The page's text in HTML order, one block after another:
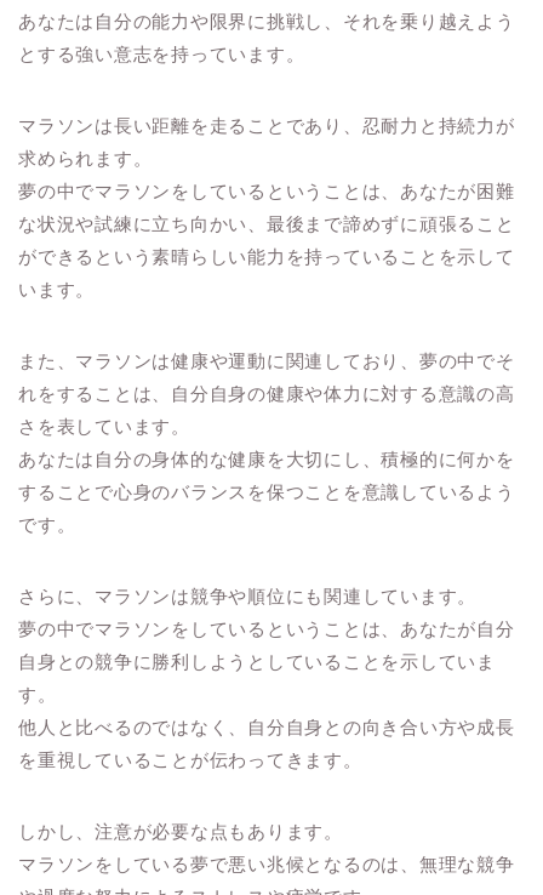
あなたは自分の能力や限界に挑戦し、それを乗り越えよう
とする強い意志を持っています。
マラソンは長い距離を走ることであり、忍耐力と持続力が
求められます。
夢の中でマラソンをしているということは、あなたが困難
な状況や試練に立ち向かい、最後まで諦めずに頑張ること
ができるという素晴らしい能力を持っていることを示して
います。
また、マラソンは健康や運動に関連しており、夢の中でそ
れをすることは、自分自身の健康や体力に対する意識の高
さを表しています。
あなたは自分の身体的な健康を大切にし、積極的に何かを
することで心身のバランスを保つことを意識しているよう
です。
さらに、マラソンは競争や順位にも関連しています。
夢の中でマラソンをしているということは、あなたが自分
自身との競争に勝利しようとしていることを示していま
す。
他人と比べるのではなく、自分自身との向き合い方や成長
を重視していることが伝わってきます。
しかし、注意が必要な点もあります。
マラソンをしている夢で悪い兆候となるのは、無理な競争